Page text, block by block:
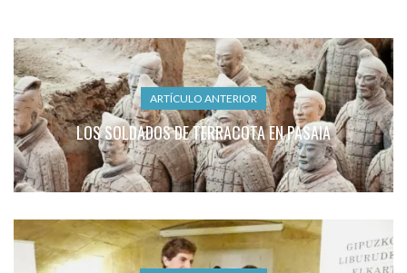
ARTÍCULO ANTERIOR
LOS SOLDADOS DE TERRACOTA EN PASAIA